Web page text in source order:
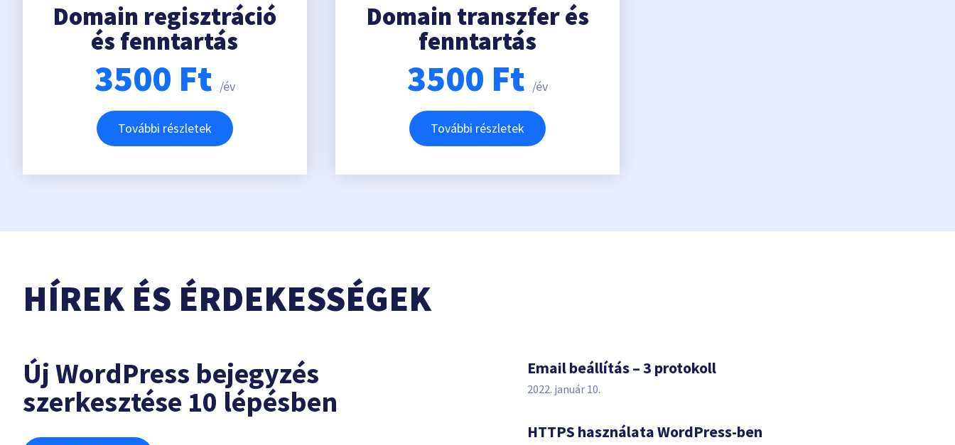
Domain regisztráció
és fenntartás
3500 Ft /év
További részletek
Domain transzfer és
fenntartás
3500 Ft /év
További részletek
HÍREK ÉS ÉRDEKESSÉGEK
Új WordPress bejegyzés
szerkesztése 10 lépésben
Email beállítás – 3 protokoll
2022. január 10.
HTTPS használata WordPress-ben